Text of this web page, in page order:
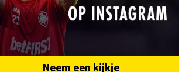
Neem een kijkje